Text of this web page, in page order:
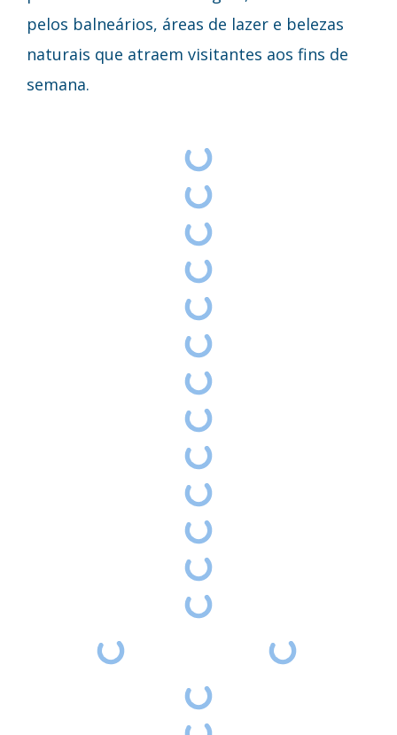
pelos balneários, áreas de lazer e belezas
naturais que atraem visitantes aos fins de
semana.